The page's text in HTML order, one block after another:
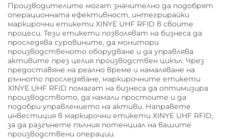
Производителите могат значително да подобрят
операционната ефективност, интегрирайки
маркирочни етикети XINYE UHF RFID в своите
процеси. Тези етикети позволяват на бизнеса да
проследява суровините, да монитори
производственото оборудване и да управлява
активите през целия производствен цикъл. Чрез
предоставяне на реално време и намаляване на
ръчното проследяване, маркирочните етикети
XINYE UHF RFID помагат на бизнеса да оптимизира
производството, да намали простоите и да
подобри управлението на активи. Направете
инвестиция в маркирочни етикети XINYE UHF RFID,
за да разгънете пълния потенциал на вашите
производствени операции.